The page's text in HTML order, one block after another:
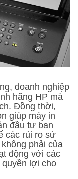
doanh nghiệp
hãng HP mà
Đồng thời,
giúp máy in
đầu tư ban
các rủi ro sử
phải của
động với các
quyền lợi cho